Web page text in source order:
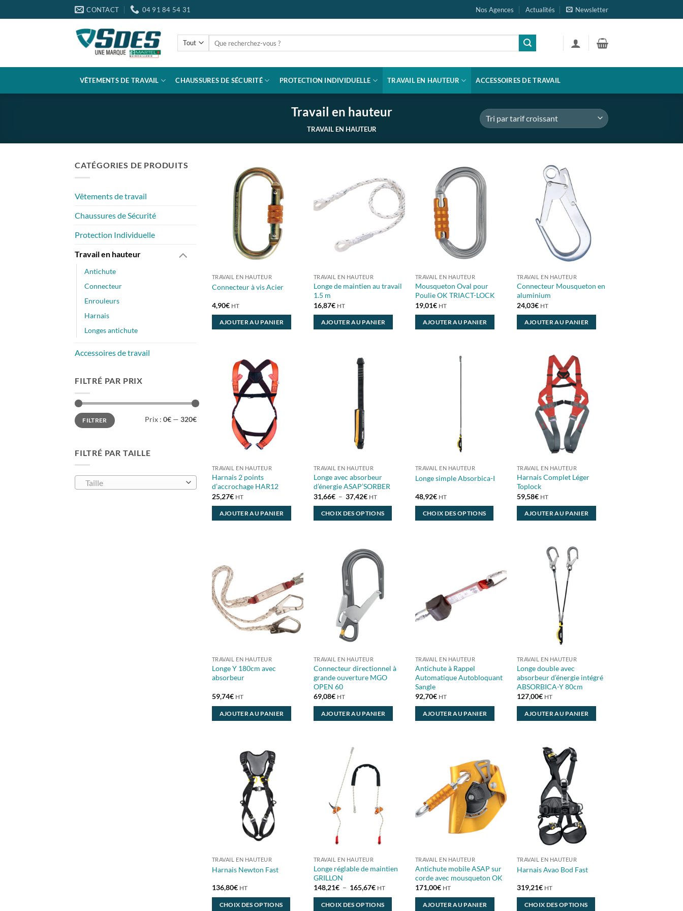
au
CONTACT 04 91 84 54 31 Nos Agences Actualités Newsletter
pour :
VÊTEMENTS DE TRAVAIL CHAUSSURES DE SÉCURITÉ PROTECTION INDIVIDUELLE TRAVAIL EN HAUTEUR ACCESSOIRES DE TRAVAIL
Travail en hauteur
TRAVAIL EN HAUTEUR
CATÉGORIES DE PRODUITS
Vêtements de travail
Chaussures de Sécurité
Protection Individuelle
Travail en hauteur
Antichute
Connecteur
Enrouleurs
Harnais
Longes antichute
Accessoires de travail
FILTRÉ PAR PRIX
Prix
min
Prix
maxFILTRER Prix : 0€ — 320€
FILTRÉ PAR TAILLE
Taille
TRAVAIL EN HAUTEUR
Connecteur à vis Acier
4,90€ HT
AJOUTER AU PANIER
TRAVAIL EN HAUTEUR
Longe de maintien au travail
1.5 m
16,87€ HT
AJOUTER AU PANIER
TRAVAIL EN HAUTEUR
Mousqueton Oval pour
Poulie OK TRIACT-LOCK
19,01€ HT
AJOUTER AU PANIER
TRAVAIL EN HAUTEUR
Connecteur Mousqueton en
aluminium
24,03€ HT
AJOUTER AU PANIER
TRAVAIL EN HAUTEUR
Harnais 2 points
d’accrochage HAR12
25,27€ HT
AJOUTER AU PANIER
TRAVAIL EN HAUTEUR
Longe avec absorbeur
d’énergie ASAP’SORBER
31,66€ – 37,42€Plage
prix :
31,66€
HT
CHOIX DES OPTIONS
variations.
page
du
produit
TRAVAIL EN HAUTEUR
Longe simple Absorbica-I
48,92€ HT
CHOIX DES OPTIONS
options
peuvent
être
page
du
produit
TRAVAIL EN HAUTEUR
Harnais Complet Léger
Toplock
59,58€ HT
AJOUTER AU PANIER
TRAVAIL EN HAUTEUR
Longe Y 180cm avec
absorbeur
59,74€ HT
AJOUTER AU PANIER
TRAVAIL EN HAUTEUR
Connecteur directionnel à
grande ouverture MGO
OPEN 60
69,08€ HT
AJOUTER AU PANIER
TRAVAIL EN HAUTEUR
Antichute à Rappel
Automatique Autobloquant
Sangle
92,70€ HT
AJOUTER AU PANIER
TRAVAIL EN HAUTEUR
Longe double avec
absorbeur d’énergie intégré
ABSORBICA-Y 80cm
127,00€ HT
AJOUTER AU PANIER
TRAVAIL EN HAUTEUR
Harnais Newton Fast
136,80€ HT
CHOIX DES OPTIONS
TRAVAIL EN HAUTEUR
Longe réglable de maintien
GRILLON
148,21€ – 165,67€Plage
prix :
148,21€
HT
CHOIX DES OPTIONS
TRAVAIL EN HAUTEUR
Antichute mobile ASAP sur
corde avec mousqueton OK
171,00€ HT
AJOUTER AU PANIER
TRAVAIL EN HAUTEUR
Harnais Avao Bod Fast
319,21€ HT
CHOIX DES OPTIONS